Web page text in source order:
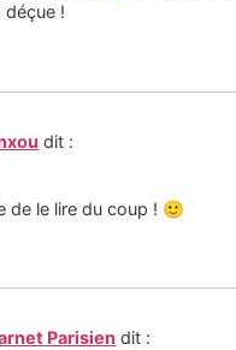
déçue !
dit :
de le lire du coup ! 🙂
Parisien dit :